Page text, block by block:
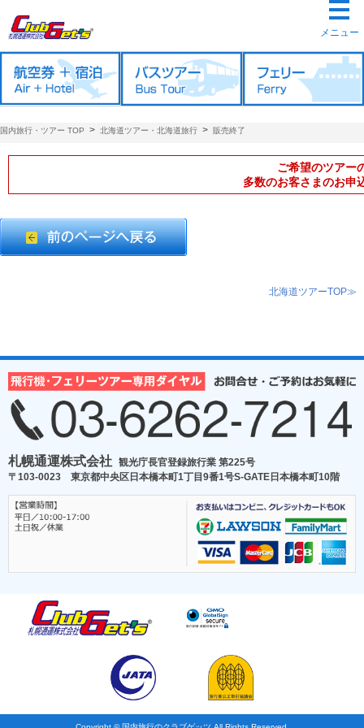
メニュー
国内旅行・ツアー TOP > 北海道ツアー・北海道旅行 > 販売終了
ご希望のツアー
多数のお客さまのお申
北海道ツアーTOP≫
札幌通運株式会社
観光庁長官登録旅行業 第225号
〒103-0023 東京都中央区日本橋本町1丁目9番1号S-GATE日本橋本町10階